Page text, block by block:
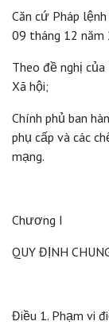
Căn cứ Pháp
09 tháng 12 năm
Theo đề nghị
Xã hội;
Chính phủ ban
phụ cấp và các
mạng.
Chương I
QUY ĐỊNH
Điều 1. Phạm vi